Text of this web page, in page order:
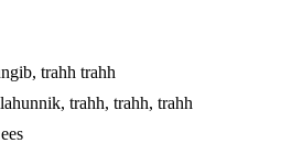
trahh trahh
trahh, trahh, trahh